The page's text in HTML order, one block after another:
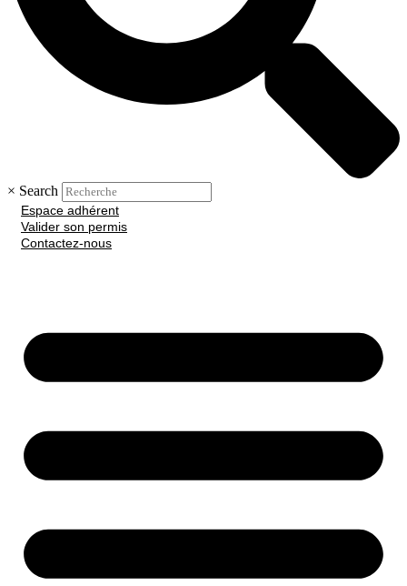
× Search
Espace adhérent
Valider son permis
Contactez-nous